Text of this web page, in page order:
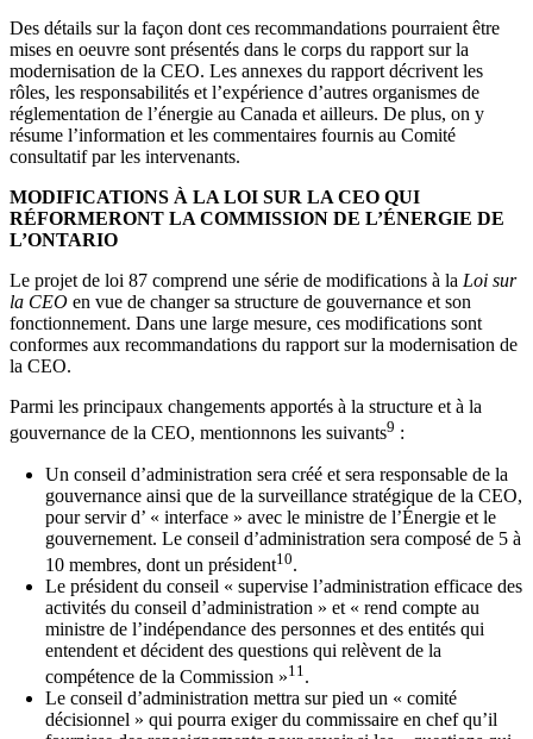
Des détails sur la façon dont ces recommandations pourraient être
mises en oeuvre sont présentés dans le corps du rapport sur la
modernisation de la CEO. Les annexes du rapport décrivent les
rôles, les responsabilités et l’expérience d’autres organismes de
réglementation de l’énergie au Canada et ailleurs. De plus, on y
résume l’information et les commentaires fournis au Comité
consultatif par les intervenants.
MODIFICATIONS À LA LOI SUR LA CEO QUI
RÉFORMERONT LA COMMISSION DE L’ÉNERGIE DE
L’ONTARIO
Le projet de loi 87 comprend une série de modifications à la Loi sur
la CEO en vue de changer sa structure de gouvernance et son
fonctionnement. Dans une large mesure, ces modifications sont
conformes aux recommandations du rapport sur la modernisation de
la CEO.
Parmi les principaux changements apportés à la structure et à la
gouvernance de la CEO, mentionnons les suivants9 :
Un conseil d’administration sera créé et sera responsable de la
gouvernance ainsi que de la surveillance stratégique de la CEO,
pour servir d’ « interface » avec le ministre de l’Énergie et le
gouvernement. Le conseil d’administration sera composé de 5 à
10 membres, dont un président10.
Le président du conseil « supervise l’administration efficace des
activités du conseil d’administration » et « rend compte au
ministre de l’indépendance des personnes et des entités qui
entendent et décident des questions qui relèvent de la
compétence de la Commission »11 .
Le conseil d’administration mettra sur pied un « comité
décisionnel » qui pourra exiger du commissaire en chef qu’il